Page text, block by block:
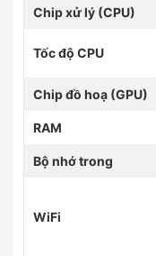
Chip xử lý (CPU)
Tốc độ CPU
Chip đồ hoạ (GPU)
RAM
Bộ nhớ trong
WiFi